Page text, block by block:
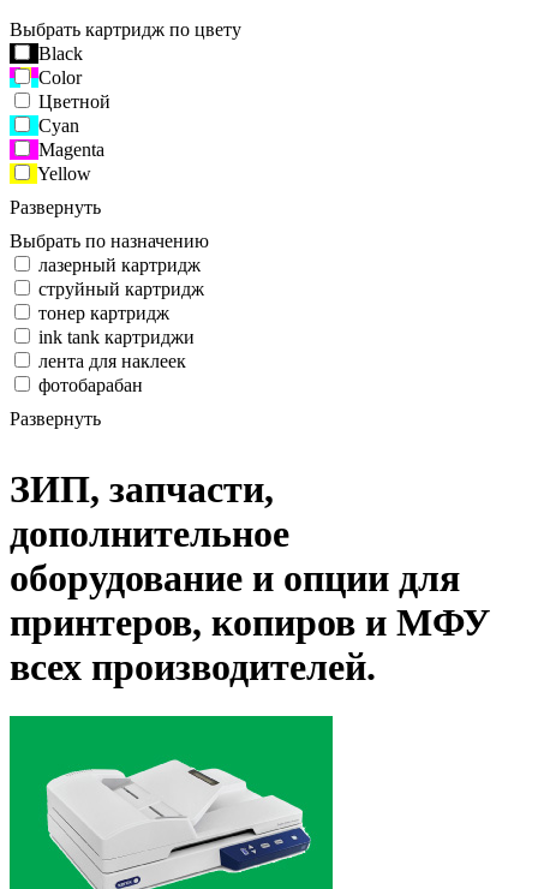
Выбрать картридж по цвету
Black
Color
Цветной
Cyan
Magenta
Yellow
Развернуть
Выбрать по назначению
лазерный картридж
струйный картридж
тонер картридж
ink tank картриджи
лента для наклеек
фотобарабан
Развернуть
ЗИП, запчасти,
дополнительное
оборудование и опции для
принтеров, копиров и МФУ
всех производителей.